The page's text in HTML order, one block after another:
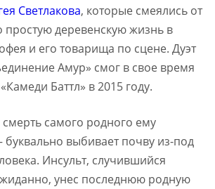
Светлакова, которые смеялись от
деревенскую жизнь в
и его товарища по сцене. Дуэт
Амур» смог в свое время
Баттл» в 2015 году.
самого родного ему
буквально выбивает почву из-под
Инсульт, случившийся
унес последнюю родную